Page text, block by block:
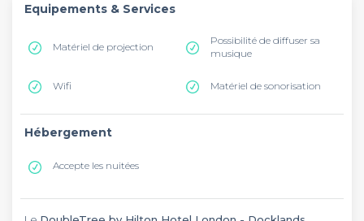
Equipements & Services
Matériel de projection
Possibilité de diffuser sa
musique
Wifi Matériel de sonorisation
Hébergement
Accepte les nuitées